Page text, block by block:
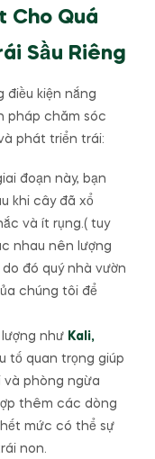
Cho Quá
Sầu Riêng
kiện nắng
pháp chăm sóc
phát triển trái:
đoạn này, bạn
khi cây đã xổ
và ít rụng.( tuy
nhau nên lượng
đó quý nhà vườn
chúng tôi để
lượng như Kali,
tố quan trọng giúp
và phòng ngừa
thêm các dòng
mức có thể sự
non.